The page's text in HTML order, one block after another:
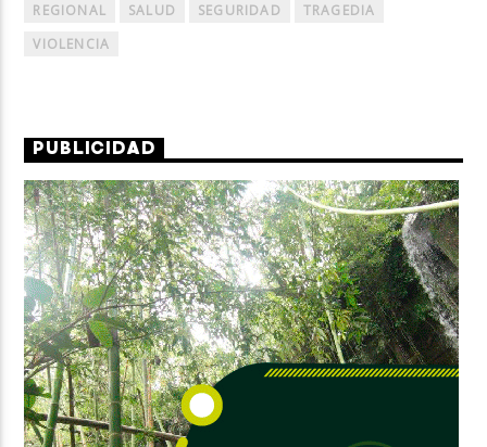
REGIONAL
SALUD SEGURIDAD
TRAGEDIA
VIOLENCIA
PUBLICIDAD